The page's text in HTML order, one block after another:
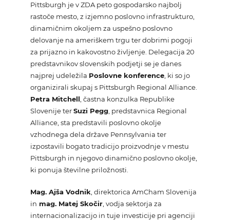
Pittsburgh je v ZDA peto gospodarsko najbolj
rastoče mesto, z izjemno poslovno infrastrukturo,
dinamičnim okoljem za uspešno poslovno
delovanje na ameriškem trgu ter dobrimi pogoji
za prijazno in kakovostno življenje. Delegacija 20
predstavnikov slovenskih podjetji se je danes
najprej udeležila Poslovne konference, ki so jo
organizirali skupaj s Pittsburgh Regional Alliance.
Petra Mitchell , častna konzulka Republike
Slovenije terSuzi Pegg, predstavnica Regional
Alliance, sta predstavili poslovno okolje
vzhodnega dela države Pennsylvania ter
izpostavili bogato tradicijo proizvodnje v mestu
Pittsburgh in njegovo dinamično poslovno okolje,
ki ponuja številne priložnosti.
Mag. Ajša Vodnik , direktorica AmCham Slovenija
in mag. Matej Skočir, vodja sektorja za
internacionalizacijo in tuje investicije pri agenciji